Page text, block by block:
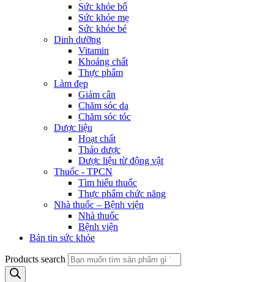
Sức khỏe bố
Sức khỏe mẹ
Sức khỏe bé
Dinh dưỡng
Vitamin
Khoáng chất
Thực phẩm
Làm đẹp
Giảm cân
Chăm sóc da
Chăm sóc tóc
Dược liệu
Hoạt chất
Thảo dược
Dược liệu từ động vật
Thuốc - TPCN
Tìm hiểu thuốc
Thực phẩm chức năng
Nhà thuốc – Bệnh viện
Nhà thuốc
Bệnh viện
Bản tin sức khỏe
Products search